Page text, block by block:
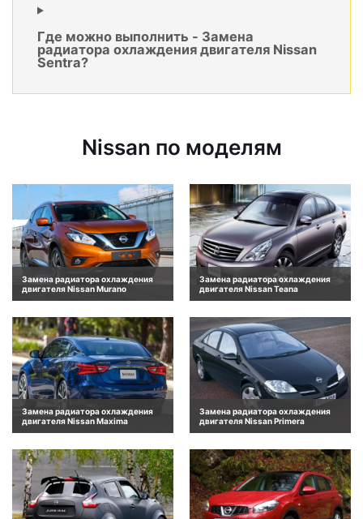
Где можно выполнить - Замена
радиатора охлаждения двигателя Nissan
Sentra?
Nissan по моделям
Замена радиатора охлаждения
двигателя Nissan Murano
Замена радиатора охлаждения
двигателя Nissan Teana
Замена радиатора охлаждения
двигателя Nissan Maxima
Замена радиатора охлаждения
двигателя Nissan Primera